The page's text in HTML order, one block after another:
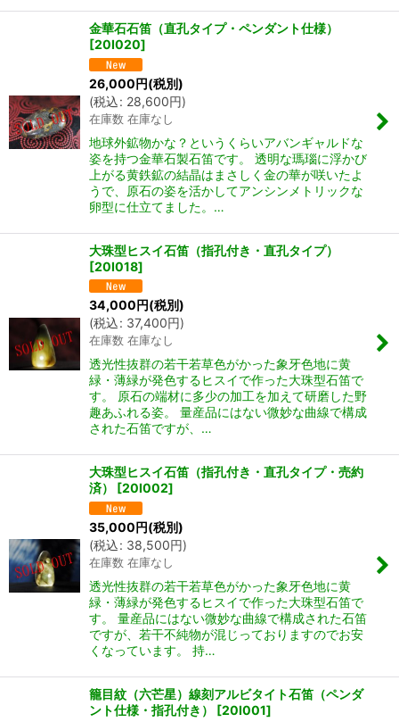
金華石石笛（直孔タイプ・ペンダント仕様）
[20I020]
26,000円(税別)
(税込: 28,600円)
在庫数 在庫なし
地球外鉱物かな？というくらいアバンギャルドな
姿を持つ金華石製石笛です。 透明な瑪瑙に浮かび
上がる黄鉄鉱の結晶はまさしく金の華が咲いたよ
うで、原石の姿を活かしてアンシンメトリックな
卵型に仕立てました。…
大珠型ヒスイ石笛（指孔付き・直孔タイプ）
[20I018]
34,000円(税別)
(税込: 37,400円)
在庫数 在庫なし
透光性抜群の若干若草色がかった象牙色地に黄
緑・薄緑が発色するヒスイで作った大珠型石笛で
す。 原石の端材に多少の加工を加えて研磨した野
趣あふれる姿。 量産品にはない微妙な曲線で構成
された石笛ですが、…
大珠型ヒスイ石笛（指孔付き・直孔タイプ・売約
済）
[20I002]
35,000円(税別)
(税込: 38,500円)
在庫数 在庫なし
透光性抜群の若干若草色がかった象牙色地に黄
緑・薄緑が発色するヒスイで作った大珠型石笛で
す。 量産品にはない微妙な曲線で構成された石笛
ですが、若干不純物が混じっておりますのでお安
くなっています。 持…
籠目紋（六芒星）線刻アルビタイト石笛（ペンダ
ント仕様・指孔付き）
[20I001]